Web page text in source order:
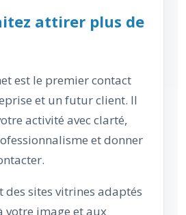
attirer plus de
est le premier contact
et un futur client. Il
activité avec clarté,
et donner
des sites vitrines adaptés
votre image et aux